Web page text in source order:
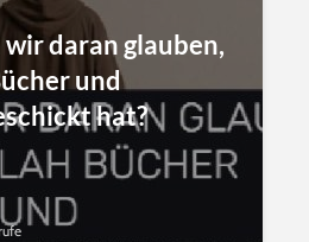
daran glauben,
und
hat?